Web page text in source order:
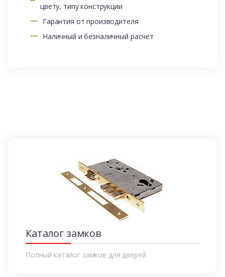
цвету, типу конструкции
Гарантия от производителя
Наличный и безналичный расчет
Каталог замков
Полный каталог замков для дверей